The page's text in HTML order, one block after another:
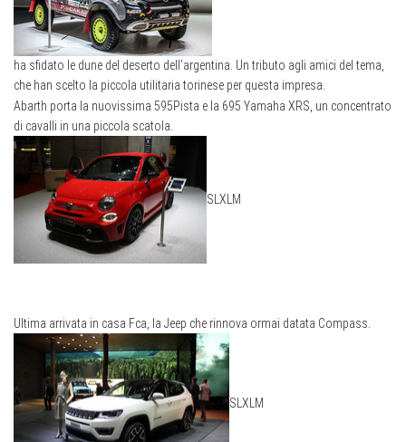
ha sfidato le dune del deserto dell’argentina. Un tributo agli amici del tema,
che han scelto la piccola utilitaria torinese per questa impresa.
Abarth porta la nuovissima 595Pista e la 695 Yamaha XRS, un concentrato
di cavalli in una piccola scatola.
SL XL M
Ultima arrivata in casa Fca, la Jeep che rinnova ormai datata Compass.
SLXLM